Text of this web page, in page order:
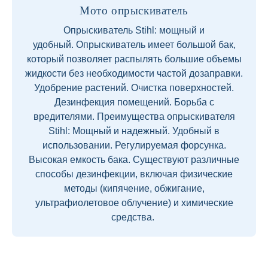
Мото опрыскиватель
Опрыскиватель Stihl: мощный и
удобный. Опрыскиватель имеет большой бак,
который позволяет распылять большие объемы
жидкости без необходимости частой дозаправки.
Удобрение растений. Очистка поверхностей.
Дезинфекция помещений. Борьба с
вредителями. Преимущества опрыскивателя
Stihl: Мощный и надежный. Удобный в
использовании. Регулируемая форсунка.
Высокая емкость бака. Существуют различные
способы дезинфекции, включая физические
методы (кипячение, обжигание,
ультрафиолетовое облучение) и химические
средства.